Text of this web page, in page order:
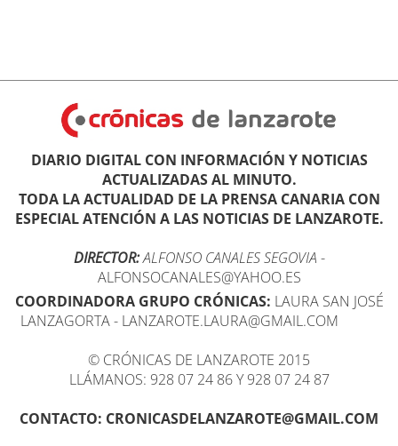
DIARIO DIGITAL CON INFORMACIÓN Y NOTICIAS
ACTUALIZADAS AL MINUTO.
TODA LA ACTUALIDAD DE LA PRENSA CANARIA CON
ESPECIAL ATENCIÓN A LAS NOTICIAS DE LANZAROTE.
DIRECTOR:ALFONSO CANALES SEGOVIA -
ALFONSOCANALES@YAHOO.ES
COORDINADORA GRUPO CRÓNICAS: LAURA SAN JOSÉ
LANZAGORTA - LANZAROTE.LAURA@GMAIL.COM
© CRÓNICAS DE LANZAROTE 2015
LLÁMANOS: 928 07 24 86 Y 928 07 24 87
CONTACTO: CRONICASDELANZAROTE@GMAIL.COM